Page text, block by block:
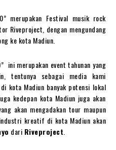
merupakan Festival musik rock
Riveproject, dengan mengundang
ke kota Madiun.
ini merupakan event tahunan yang
tentunya sebagai media kami
kota Madiun banyak potensi lokal
kedepan kota Madiun juga akan
akan mengadakan tour maupun
kreatif di kota Madiun akan
dari Riveproject.